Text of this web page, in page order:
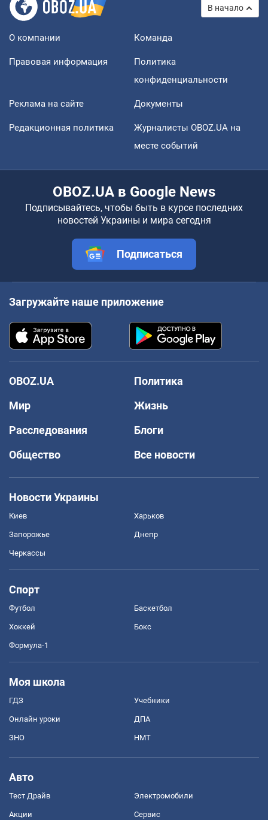
В начало
О компании Команда
Правовая информация
Политика
конфиденциальности
Реклама на сайте Документы
Редакционная политика
Журналисты OBOZ.UA на
месте событий
OBOZ.UA в Google News
Подписывайтесь, чтобы быть в курсе последних
новостей Украины и мира сегодня
Подписаться
Загружайте наше приложение
OBOZ.UA
Политика
Мир
Жизнь
Расследования
Блоги
Общество
Все новости
Новости Украины
Киев Харьков
Запорожье Днепр
Черкассы
Спорт
Футбол Баскетбол
Хоккей Бокс
Формула-1
Моя школа
ГДЗ Учебники
Онлайн уроки ДПА
ЗНО НМТ
Авто
Тест Драйв Электромобили
Акции Сервис